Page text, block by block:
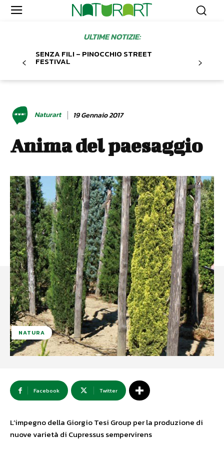
ULTIME NOTIZIE:
SENZA FILI – PINOCCHIO STREET
FESTIVAL
Naturart 19 Gennaio 2017
Anima del paesaggio
NATURA
Facebook Twitter
L’impegno della Giorgio Tesi Group per la produzione di
nuove varietà di Cupressus sempervirens